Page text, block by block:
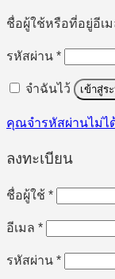
ชื่อผู้ใช้หรือที่อยู่อีเ
รหัสผ่าน *ต้องการ
จำฉันไว้ เข้าสู่ร
คุณจำรหัสผ่านไม่ไ
ลงทะเบียน
ชื่อผู้ใช้ *ต้องการ
อีเมล *ต้องการ
รหัสผ่าน *ต้องการ